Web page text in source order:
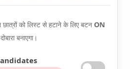
छात्रों को लिस्ट से हटाने के लिए बटन ON
बनाएगा।